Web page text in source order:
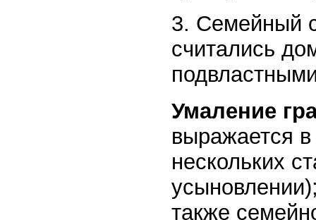
3. Семейный
считались
Умаление
выражается
нескольких
также